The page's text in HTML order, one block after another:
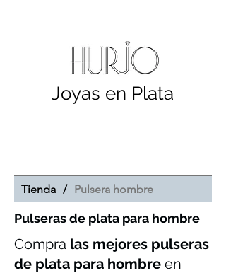
Joyas en Plata
Tienda / Pulsera hombre
Pulseras de plata para hombre
Compra las mejores pulseras
de plata para hombre en